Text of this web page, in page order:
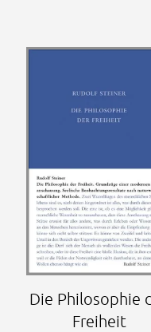
Die Philosophie
Freiheit